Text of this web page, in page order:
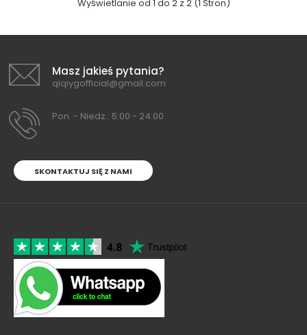
Wyświetlanie od 1 do 2 z 2 (1 Stron)
Masz jakieś pytania?
qiqiygofficial@gmail.com
Pon. - Niedz.: 5:00 - 24:00
SKONTAKTUJ SIĘ Z NAMI